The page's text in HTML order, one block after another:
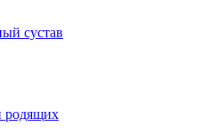
сустав
родящих